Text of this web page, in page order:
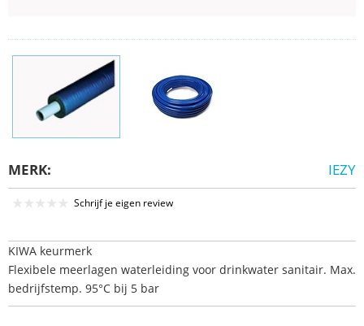
MERK: IEZY
Schrijf je eigen review
KIWA keurmerk
Flexibele meerlagen waterleiding voor drinkwater sanitair. Max.
bedrijfstemp. 95°C bij 5 bar